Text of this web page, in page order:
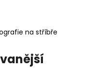
na stříbře